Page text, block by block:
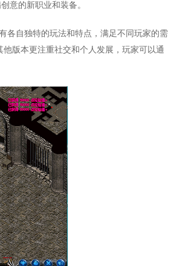
意的新职业和装备。
各自独特的玩法和特点，满足不同玩家的需
版本更注重社交和个人发展，玩家可以通